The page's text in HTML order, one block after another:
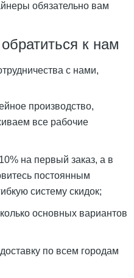
обязательно вам
к нам
с нами,
производство,
все рабочие
на первый заказ, а в
постоянным
систему скидок;
основных вариантов
по всем городам